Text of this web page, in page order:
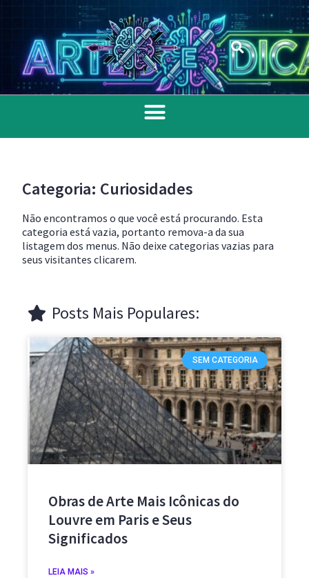
Categoria: Curiosidades
Não encontramos o que você está procurando. Esta
categoria está vazia, portanto remova-a da sua
listagem dos menus. Não deixe categorias vazias para
seus visitantes clicarem.
Posts Mais Populares:
SEM CATEGORIA
Obras de Arte Mais Icônicas do
Louvre em Paris e Seus
Significados
LEIA MAIS »